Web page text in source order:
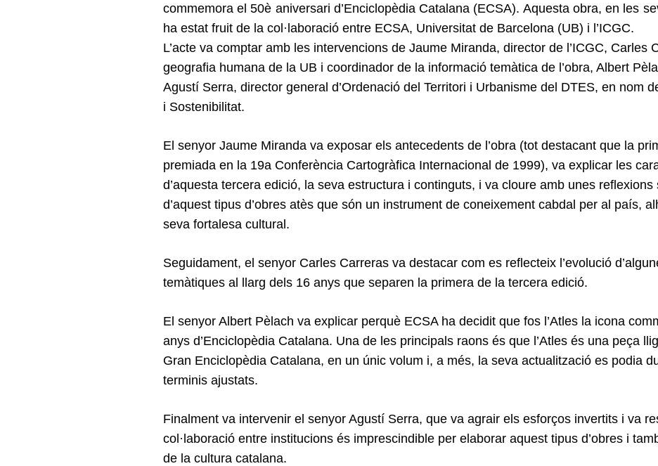
commemora el 50è aniversari d’Enciclopèdia Catalana (ECSA). Aquesta obra, en les
ha estat fruit de la col·laboració entre ECSA, Universitat de Barcelona (UB) i l’ICGC.
L’acte va comptar amb les intervencions de Jaume Miranda, director de l’ICGC, Carles
geografia humana de la UB i coordinador de la informació temàtica de l’obra, Albert
Agustí Serra, director general d’Ordenació del Territori i Urbanisme del DTES, en nom
i Sostenibilitat.
El senyor Jaume Miranda va exposar els antecedents de l’obra (tot destacant que la
premiada en la 19a Conferència Cartogràfica Internacional de 1999), va explicar les
d’aquesta tercera edició, la seva estructura i continguts, i va cloure amb unes
d’aquest tipus d’obres atès que són un instrument de coneixement cabdal per al país,
seva fortalesa cultural.
Seguidament, el senyor Carles Carreras va destacar com es reflecteix l’evolució
temàtiques al llarg dels 16 anys que separen la primera de la tercera edició.
El senyor Albert Pèlach va explicar perquè ECSA ha decidit que fos l’Atles la icona
anys d’Enciclopèdia Catalana. Una de les principals raons és que l’Atles és una peça
Gran Enciclopèdia Catalana, en un únic volum i, a més, la seva actualització es podia
terminis ajustats.
Finalment va intervenir el senyor Agustí Serra, que va agrair els esforços invertits i va
col·laboració entre institu­cions és imprescindible per elaborar aquest tipus d’obres i
de la cultura catalana.